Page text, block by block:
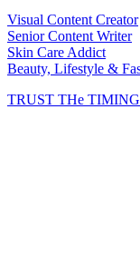
Visual Content Creator
Senior Content Writer
Skin Care Addict
Beauty, Lifestyle &
TRUST THe TIMING